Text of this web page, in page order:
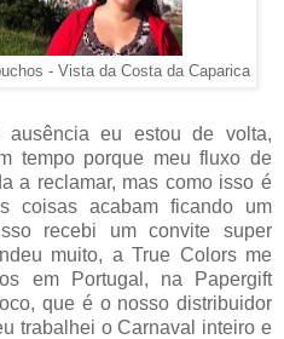
- Vista da Costa da Caparica
eu estou de volta,
tempo porque meu fluxo de
a reclamar, mas como isso é
coisas acabam ficando um
recebi um convite super
muito, a True Colors me
em Portugal, na Papergift
que é o nosso distribuidor
trabalhei o Carnaval inteiro e